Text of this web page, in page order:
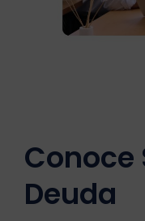
Conoce
Deuda